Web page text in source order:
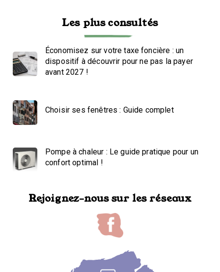
Les plus consultés
Économisez sur votre taxe foncière : un
dispositif à découvrir pour ne pas la payer
avant 2027 !
Choisir ses fenêtres : Guide complet
Pompe à chaleur : Le guide pratique pour un
confort optimal !
Rejoignez-nous sur les réseaux